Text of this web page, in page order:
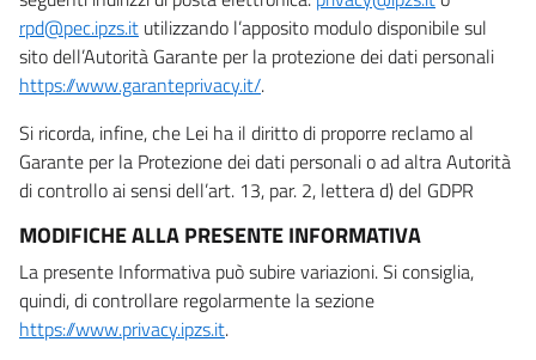
rpd@pec.ipzs.it utilizzando l’apposito modulo disponibile sul
sito dell’Autorità Garante per la protezione dei dati personali
https://www.garanteprivacy.it/.
Si ricorda, infine, che Lei ha il diritto di proporre reclamo al
Garante per la Protezione dei dati personali o ad altra Autorità
di controllo ai sensi dell’art. 13, par. 2, lettera d) del GDPR
MODIFICHE ALLA PRESENTE INFORMATIVA
La presente Informativa può subire variazioni. Si consiglia,
quindi, di controllare regolarmente la sezione
https://www.privacy.ipzs.it.